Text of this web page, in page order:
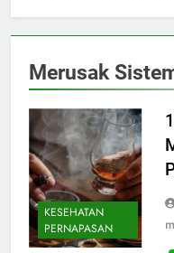
Merusak
KESEHATAN
PERNAPASAN